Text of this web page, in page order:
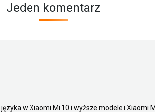
Jeden komentarz
w Xiaomi Mi 10 i wyższe modele i Xiaomi